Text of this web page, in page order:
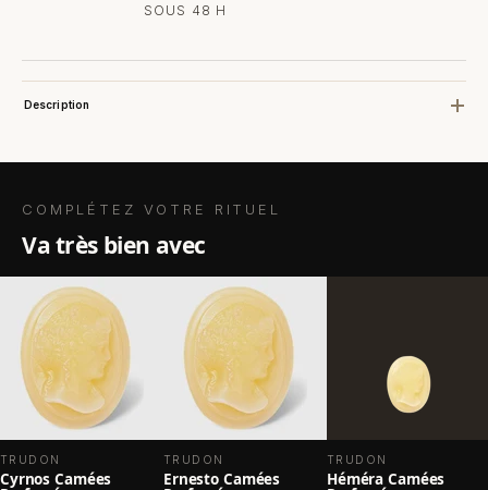
SOUS 48 H
Description
COMPLÉTEZ VOTRE RITUEL
va très bien avec
TRUDON
Cyrnos Camées
TRUDON
Ernesto Camées
TRUDON
Héméra Camées